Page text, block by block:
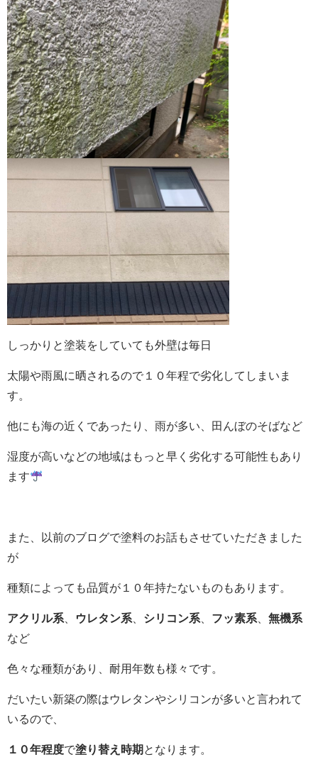
しっかりと塗装をしていても外壁は毎日
太陽や雨風に晒されるので１０年程で劣化してしまいま
す。
他にも海の近くであったり、雨が多い、田んぼのそばなど
湿度が高いなどの地域はもっと早く劣化する可能性もあり
ます
また、以前のブログで塗料のお話もさせていただきました
が
種類によっても品質が１０年持たないものもあります。
アクリル系 ウレタン系 シリコン系 フッ素系
無機系
など
色々な種類があり、耐用年数も様々です。
だいたい新築の際はウレタンやシリコンが多いと言われて
いるので、
１０年程度で塗り替え時期 となります。